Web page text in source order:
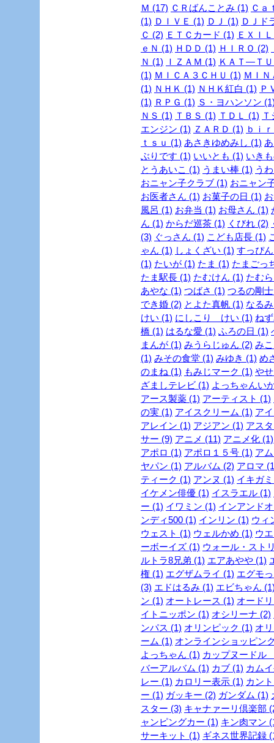
Ｍ (17) ＣＲばんことみ (1) Ｃａ
(1) ＤＩＶＥ (1) ＤＪ (1) ＤＪド
Ｃ (2) ＥＴＣカード (1) ＥＸＩ
ｅＮ (1) ＨＤＤ (1) ＨＩＲＯ (2)
Ｎ (1)
ＩＺＡＭ (1) ＫＡＴ―Ｔ
(1) ＭＩＣＡ３ＣＨＵ (1) ＭＩＮ
(1) ＮＨＫ (1) ＮＨＫ紅白 (1) Ｐ
(1) ＲＰＧ (1) Ｓ・ヨハンソン
ＮＳ (1) ＴＢＳ (1) ＴＤＬ (1)
エンジン (1) ＺＡＲＤ (1) ｂｉ
ｔｓｕ (1) あさきゆめみし (1)
ぶりです (1) いいとも (1) いき
とうあいこ (1) うまい棒 (1) う
おニャン子クラブ (1) おニャン
お医者さん (1) お菓子の日 (1)
風呂 (1) お弁当 (1) お母さん (1)
ん (1) からだ巡茶 (1) くびれ (2)
(3) ぐっさん (1) こども店長 (1)
ゃん (1) しょくざい (1) すっぴ
(1) たいが (1) たま (1) たまごっ
たま駅長 (1) たむけん (1) たむ
あやな (1) つばさ (1) つるの剛
でき婚 (2) とよた真帆 (1) なる
けい (1) にしこり けい (1) ね
橋 (1) はるな愛 (1) ふろの日 (1)
まんが (1) みうらじゅん (2) み
(1) みその食堂 (1) みゆき (1) め
のまね (1) もみじマーク (1) や
ざましテレビ (1) よっちゃんい
アース製薬 (1) アーティスト (1)
の実 (1) アイスクリーム (1) ア
アレイン (1) アジアン (1) アス
サー (9) アニメ (11) アニメ化 (1)
アポロ (1) アポロ１５号 (1) ア
ヤパン (1) アルバム (2) アロマ
ティーク (1) アンヌ (1) イキガ
イケメン俳優 (1) イスラエル (1)
ー (1) イワミン (1) インアンド
ンディ500 (1) インリン (1) ウィ
ウェスト (1) ウェルかめ (1) ウ
ーボーイズ (1) ウォール・スト
ルトラ8兄弟 (1) エアあやや (1)
権 (1) エグザムライ (1) エグモ
(3) エドはるみ (1) エビちゃん
ン (1) オートレース (1) オード
イトニッポン (1) オシリーナ (2)
ンパス (1) オリンピック (1) オ
ーム (1) オンラインショッピン
よっちゃん (1) カップヌードル
バーアルバム (1) カブ (1) カム
レー (1) カロリー表示 (1) カン
ー (1) ガッキー (2) ガンダム (1)
スター (3) キャナァーリ倶楽部
ャンピングカー (1) キン肉マン
サーキット (1) ギネス世界記録